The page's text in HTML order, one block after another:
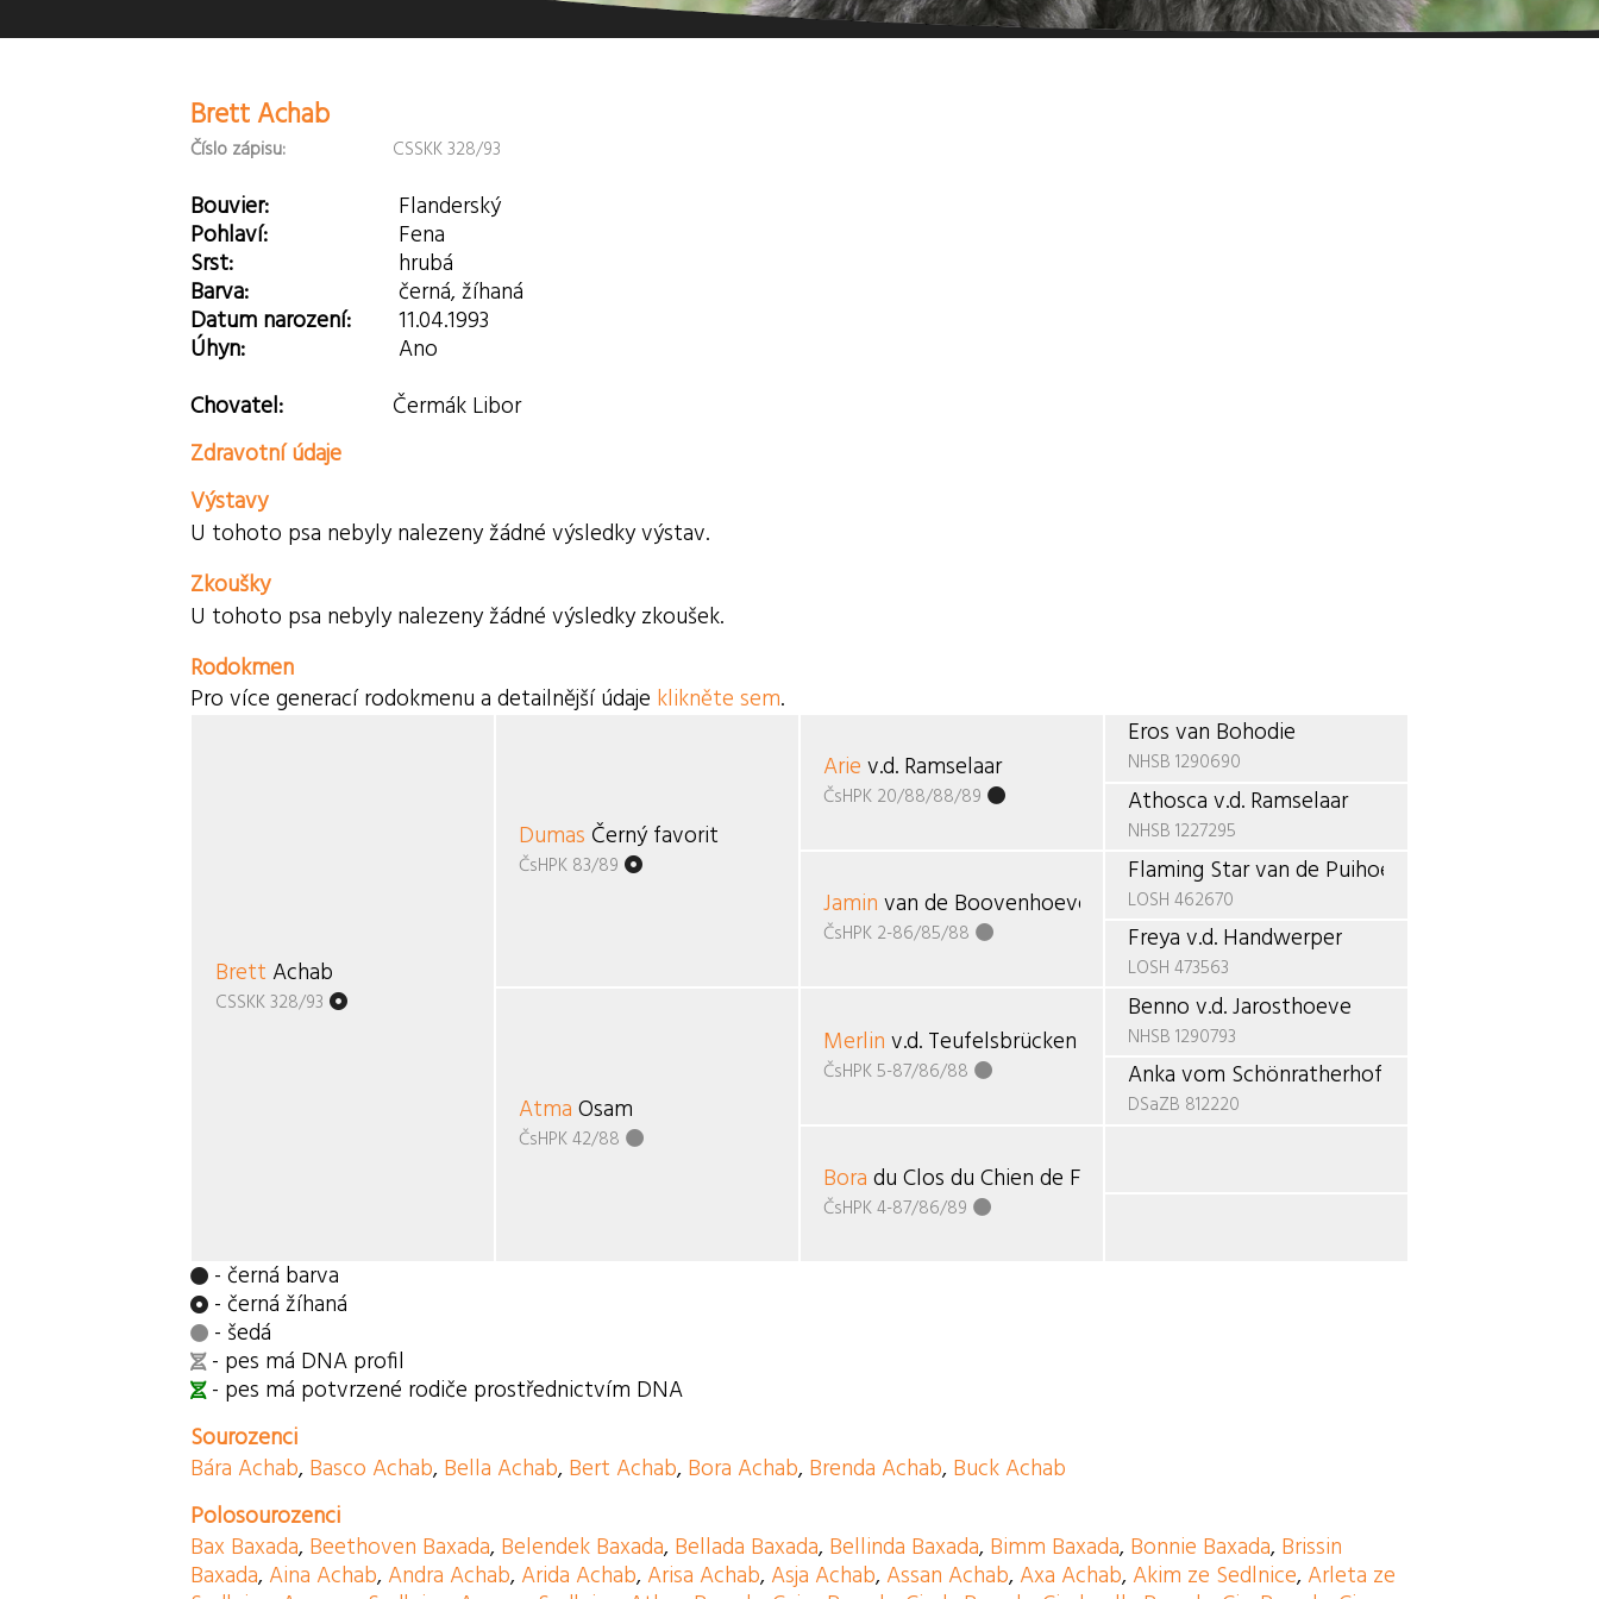
Brett Achab
Číslo zápisu: CSSKK 328/93
Bouvier:
Flanderský
Pohlaví:
Fena
Srst:
hrubá
Barva:
černá, žíhaná
Datum narození:
11.04.1993
Úhyn:
Ano
Chovatel:
Čermák Libor
Zdravotní údaje
Výstavy
U tohoto psa nebyly nalezeny žádné výsledky výstav.
Zkoušky
U tohoto psa nebyly nalezeny žádné výsledky zkoušek.
Rodokmen
Pro více generací rodokmenu a detailnější údaje klikněte sem.
Brett Achab
CSSKK 328/93
Dumas Černý favorit
ČsHPK 83/89
Atma Osam
ČsHPK 42/88
Arie v.d. Ramselaar
ČsHPK 20/88/88/89
Jamin van de Boovenhoeve
ČsHPK 2-86/85/88
Merlin v.d. Teufelsbrücken
ČsHPK 5-87/86/88
Bora du Clos du Chien de Feu
ČsHPK 4-87/86/89
Eros van Bohodie
NHSB 1290690
Athosca v.d. Ramselaar
NHSB 1227295
Flaming Star van de Puihoek
LOSH 462670
Freya v.d. Handwerper
LOSH 473563
Benno v.d. Jarosthoeve
NHSB 1290793
Anka vom Schönratherhof
DSaZB 812220
- černá barva
- černá žíhaná
- šedá
- pes má DNA profil
- pes má potvrzené rodiče prostřednictvím DNA
Sourozenci
Bára Achab, Basco Achab, Bella Achab, Bert Achab, Bora Achab, Brenda Achab, Buck Achab
Polosourozenci
Bax Baxada, Beethoven Baxada, Belendek Baxada, Bellada Baxada, Bellinda Baxada, Bimm Baxada, Bonnie Baxada, Brissin
Baxada, Aina Achab, Andra Achab, Arida Achab, Arisa Achab, Asja Achab, Assan Achab, Axa Achab, Akim ze Sedlnice, Arleta ze